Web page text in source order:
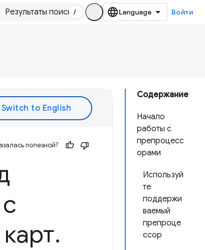
/ Войти
Содержание
Начало
работы с
препроцесс
орами
Используй
те
поддержи
ваемый
препроце
ссор
полезной?
.